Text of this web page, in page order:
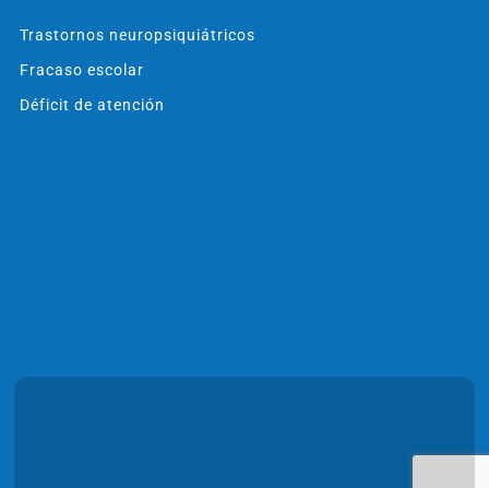
Trastornos neuropsiquiátricos
Fracaso escolar
Déficit de atención